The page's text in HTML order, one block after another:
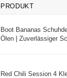
PRODUKT
Boot Bananas
Ölen | Zuverlässiger
Red Chili Session 4